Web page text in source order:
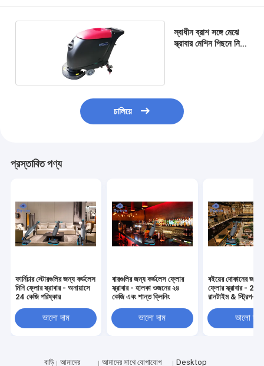
স্বাধীন ব্রাশ সঙ্গে মেঝে
স্ক্রাবার মেশিন পিছনে নিম্ন
চালিয়ে
প্রস্তাবিত পণ্য
ফার্নিচার স্টোরগুলির জন্য কর্ডলেস
মিনি ফ্লোর স্ক্রাবার - অনায়াসে
24 কেজি পরিষ্কার
ভালো দাম
বারগুলির জন্য কর্ডলেস ফ্লোর
স্ক্রাবার - হালকা ওজনের ২৪
কেজি এবং শান্ত ক্লিনিং
ভালো দাম
বইয়ের দোকানের জন্য
ফ্লোর স্ক্রাবার -
রানটাইম & স্ট্রিপ-
ভালো দাম
বাড়ি আমাদের আমাদের সাথে যোগাযোগ Desktop